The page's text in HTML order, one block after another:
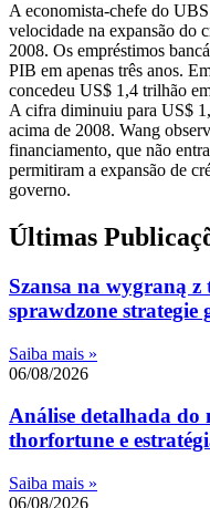
A economista-chefe do
velocidade na expansão do
2008. Os empréstimos
PIB em apenas três anos.
concedeu US$ 1,4 trilhão
A cifra diminuiu para US$
acima de 2008. Wang
financiamento, que não
permitiram a expansão de
governo.
Últimas
Szansa na wygraną
sprawdzone strategie
Saiba mais »
06/08/2026
Análise detalhada do
thorfortune e
Saiba mais »
06/08/2026